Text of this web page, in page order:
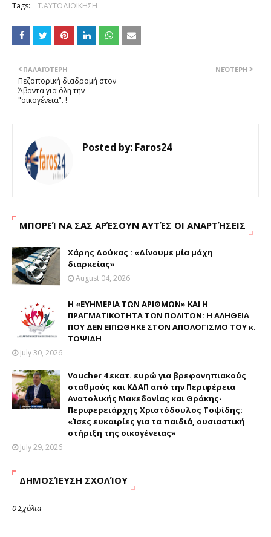
Tags: Τ.ΑΥΤΟΔΙΟΙΚΗΣΗ
ΝΕΌΤΕΡΗ
ΠΑΛΑΙΌΤΕΡΗ
Πεζοπορική διαδρομή στον
Άβαντα για όλη την
"οικογένεια". !
Posted by: Faros24
ΜΠΟΡΕΊ ΝΑ ΣΑΣ ΑΡΈΣΟΥΝ ΑΥΤΈΣ ΟΙ ΑΝΑΡΤΉΣΕΙΣ
Χάρης Δούκας : «Δίνουμε μία μάχη
διαρκείας»
August 04, 2026
Η «ΕΥΗΜΕΡΙΑ ΤΩΝ ΑΡΙΘΜΩΝ» ΚΑΙ Η
ΠΡΑΓΜΑΤΙΚΟΤΗΤΑ ΤΩΝ ΠΟΛΙΤΩΝ: Η ΑΛΗΘΕΙΑ
ΠΟΥ ΔΕΝ ΕΙΠΩΘΗΚΕ ΣΤΟΝ ΑΠΟΛΟΓΙΣΜΟ ΤΟΥ κ.
ΤΟΨΙΔΗ
July 30, 2026
Voucher 4 εκατ. ευρώ για βρεφονηπιακούς
σταθμούς και ΚΔΑΠ από την Περιφέρεια
Ανατολικής Μακεδονίας και Θράκης-
Περιφερειάρχης Χριστόδουλος Τοψίδης:
«Ίσες ευκαιρίες για τα παιδιά, ουσιαστική
στήριξη της οικογένειας»
July 29, 2026
ΔΗΜΟΣΊΕΥΣΗ ΣΧΟΛΊΟΥ
0 Σχόλια